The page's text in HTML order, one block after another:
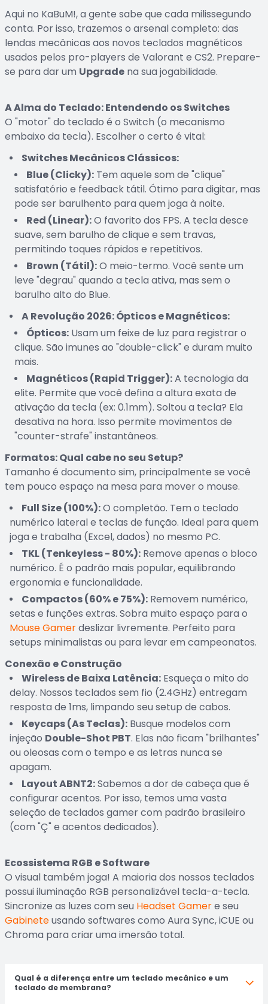
Aqui no KaBuM!, a gente sabe que cada milissegundo
conta. Por isso, trazemos o arsenal completo: das
lendas mecânicas aos novos teclados magnéticos
usados pelos pro-players de Valorant e CS2. Prepare-
se para dar um Upgrade na sua jogabilidade.
A Alma do Teclado: Entendendo os Switches
O "motor" do teclado é o Switch (o mecanismo
embaixo da tecla). Escolher o certo é vital:
Switches Mecânicos Clássicos:
Blue (Clicky): Tem aquele som de "clique"
satisfatório e feedback tátil. Ótimo para digitar, mas
pode ser barulhento para quem joga à noite.
Red (Linear):O favorito dos FPS. A tecla desce
suave, sem barulho de clique e sem travas,
permitindo toques rápidos e repetitivos.
Brown (Tátil):O meio-termo. Você sente um
leve "degrau" quando a tecla ativa, mas sem o
barulho alto do Blue.
A Revolução 2026: Ópticos e Magnéticos:
Ópticos: Usam um feixe de luz para registrar o
clique. São imunes ao "double-click" e duram muito
mais.
Magnéticos (Rapid Trigger):A tecnologia da
elite. Permite que você defina a altura exata de
ativação da tecla (ex: 0.1mm). Soltou a tecla? Ela
desativa na hora. Isso permite movimentos de
"counter-strafe" instantâneos.
Formatos: Qual cabe no seu Setup?
Tamanho é documento sim, principalmente se você
tem pouco espaço na mesa para mover o mouse.
Full Size (100%):O completão. Tem o teclado
numérico lateral e teclas de função. Ideal para quem
joga e trabalha (Excel, dados) no mesmo PC.
TKL (Tenkeyless - 80%): Remove apenas o bloco
numérico. É o padrão mais popular, equilibrando
ergonomia e funcionalidade.
Compactos (60% e 75%): Removem numérico,
setas e funções extras. Sobra muito espaço para o
Mouse Gamerdeslizar livremente. Perfeito para
setups minimalistas ou para levar em campeonatos.
Conexão e Construção
Wireless de Baixa Latência: Esqueça o mito do
delay. Nossos teclados sem fio (2.4GHz) entregam
resposta de 1ms, limpando seu setup de cabos.
Keycaps (As Teclas): Busque modelos com
injeção Double-Shot PBT. Elas não ficam "brilhantes"
ou oleosas com o tempo e as letras nunca se
apagam.
Layout ABNT2:Sabemos a dor de cabeça que é
configurar acentos. Por isso, temos uma vasta
seleção de teclados gamer com padrão brasileiro
(com "Ç" e acentos dedicados).
Ecossistema RGB e Software
O visual também joga! A maioria dos nossos teclados
possui iluminação RGB personalizável tecla-a-tecla.
Sincronize as luzes com seu Headset Gamere seu
Gabineteusando softwares como Aura Sync, iCUE ou
Chroma para criar uma imersão total.
Qual é a diferença entre um teclado mecânico e um
teclado de membrana?